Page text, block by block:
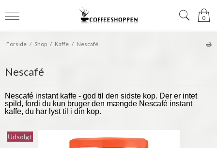
0
Forside / Shop / Kaffe / Nescafé
Nescafé
Nescafé instant kaffe - god til den sidste kop. Der er intet
spild, fordi du kun bruger den mængde Nescafé instant
kaffe, du har lyst til i din kop.
Udsolgt